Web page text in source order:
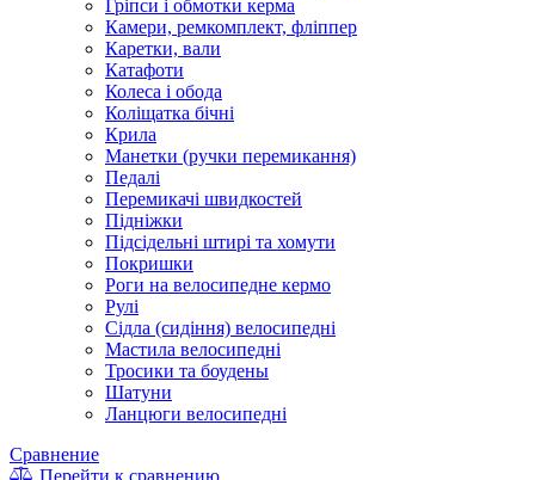
Гріпси і обмотки керма
Камери, ремкомплект, фліппер
Каретки, вали
Катафоти
Колеса і обода
Коліщатка бічні
Крила
Манетки (ручки перемикання)
Педалі
Перемикачі швидкостей
Підніжки
Підсідельні штирі та хомути
Покришки
Роги на велосипедне кермо
Рулі
Сідла (сидіння) велосипедні
Мастила велосипедні
Тросики та боудены
Шатуни
Ланцюги велосипедні
Сравнение